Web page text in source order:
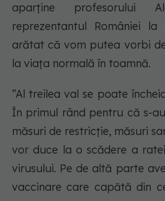
aparține profesorului
reprezentantul României
arătat că vom putea vorbi
la viața normală în toamnă.
”Al treilea val se poate
În primul rând pentru că s-
măsuri de restricție, măsuri
vor duce la o scădere a
virusului. Pe de altă parte
vaccinare care capătă din